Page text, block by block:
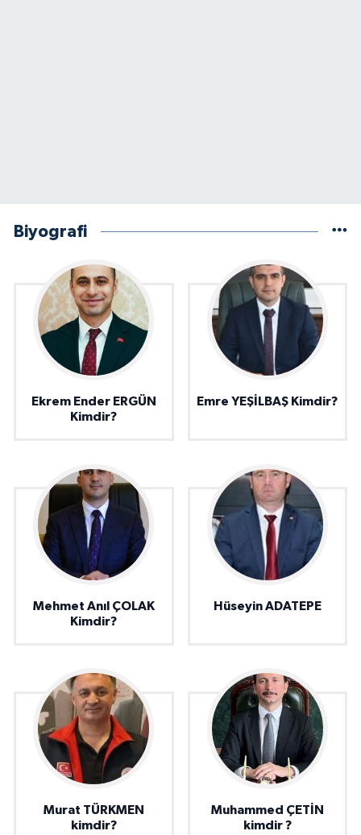
Biyografi
Ekrem Ender ERGÜN
Kimdir?
Emre YEŞİLBAŞ Kimdir?
Mehmet Anıl ÇOLAK
Kimdir?
Hüseyin ADATEPE
Murat TÜRKMEN
kimdir?
Muhammed ÇETİN
kimdir ?